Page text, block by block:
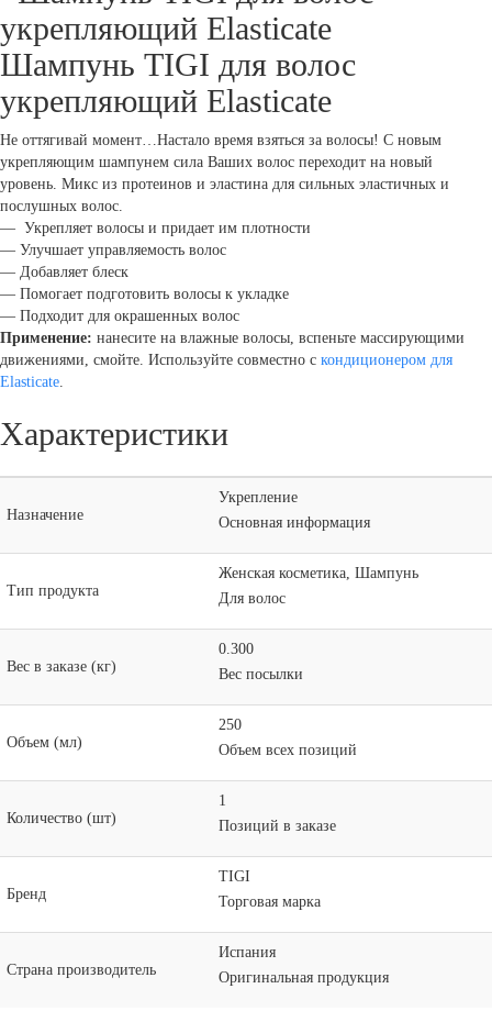
Шампунь TIGI для волос
укрепляющий Elasticate
Не оттягивай момент…Настало время взяться за волосы! С новым
укрепляющим шампунем сила Ваших волос переходит на новый
уровень. Микс из протеинов и эластина для сильных эластичных и
послушных волос.
— Укрепляет волосы и придает им плотности
— Улучшает управляемость волос
— Добавляет блеск
— Помогает подготовить волосы к укладке
— Подходит для окрашенных волос
Применение: нанесите на влажные волосы, вспеньте массирующими
движениями, смойте. Используйте совместно с кондиционером для
Elasticate
Характеристики
Назначение
Укрепление
Основная информация
Тип продукта
Женская косметика, Шампунь
Для волос
Вес в заказе (кг)
0.300
Вес посылки
Объем (мл)
250
Объем всех позиций
Количество (шт)
1
Позиций в заказе
Бренд
TIGI
Торговая марка
Страна производитель
Испания
Оригинальная продукция